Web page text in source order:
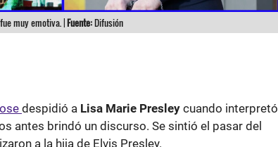
muy emotiva. |Fuente:Difusión
despidió a Lisa Marie Presley cuando interpretó
antes brindó un discurso. Se sintió el pasar del
a la hija de Elvis Presley.